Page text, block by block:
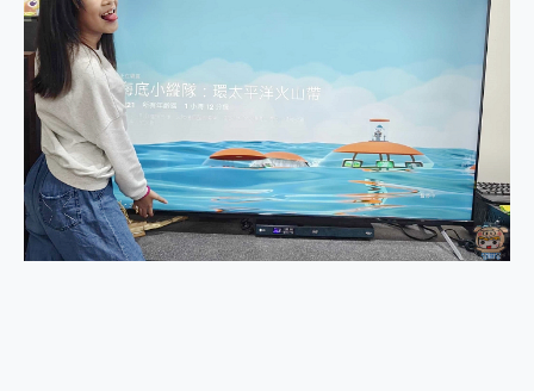
小體積 40000mAh 超大容量 一次充5個設備 充好充滿 CUKTECH 酷態科 300W 微型充電站 開箱 評測
97.3% 恢復率，資料救援就是這麼簡單 EaseUS Data Recovery Wizard Free 18.0.0 業界最好的資料救援軟體
全新 SONY Xperia 1 VI 開箱! 相機實測! 長焦覆蓋更遠更清晰、2日長續航、頂尖影音娛樂效能~
Xiaomi 14 Ultra 開箱 評測~ 有深度的 Leica 影像旗艦手機! 加碼小旗艦 Xiaomi 14 開箱 評測
vivo TWS 3e 真無線藍牙耳機智慧降噪升級、音質明亮溫潤，並支援雙設備連接~
MSI Claw 掌機專屬配件包 來囉 完美保護 MSI Claw A1M-026TW 電競掌機
人像旗艦 vivo V30 系列 開箱 評測! 首搭蔡司光學鏡頭、攝影棚級柔光環、拍攝功能最好玩的美拍神機 vivo V30 Pro